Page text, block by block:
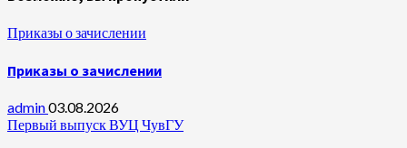
Приказы о зачислении
Приказы о зачислении
admin03.08.2026
Первый выпуск ВУЦ ЧувГУ